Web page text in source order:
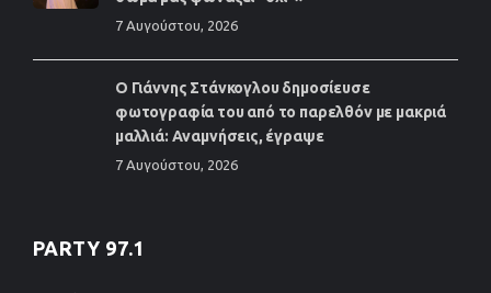
7 Αυγούστου, 2026
Ο Γιάννης Στάνκογλου δημοσίευσε
φωτογραφία του από το παρελθόν με μακριά
μαλλιά: Αναμνήσεις, έγραψε
7 Αυγούστου, 2026
PARTY 97.1